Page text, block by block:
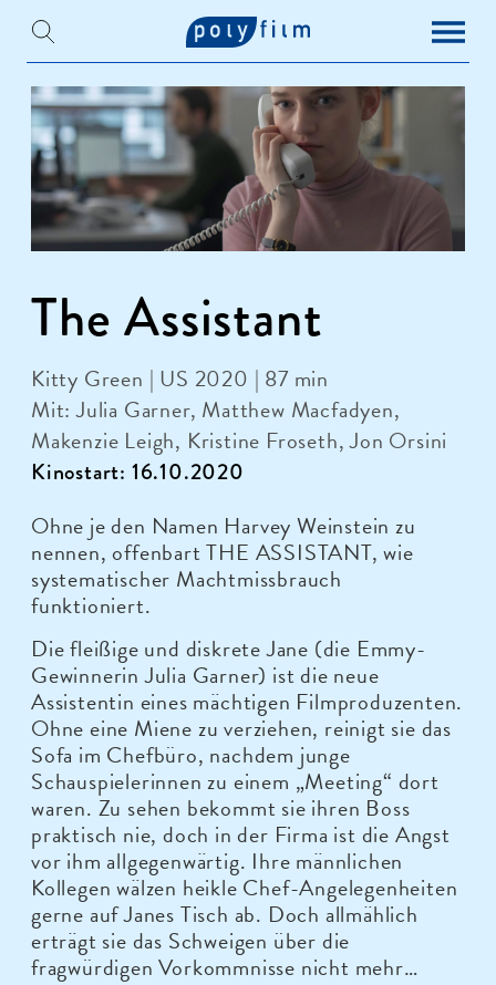
The Assistant
Kitty Green | US 2020 | 87 min
Mit: Julia Garner, Matthew Macfadyen,
Makenzie Leigh, Kristine Froseth, Jon Orsini
Kinostart: 16.10.2020
Ohne je den Namen Harvey Weinstein zu
nennen, offenbart THE ASSISTANT, wie
systematischer Machtmissbrauch
funktioniert.
Die fleißige und diskrete Jane (die Emmy-
Gewinnerin Julia Garner) ist die neue
Assistentin eines mächtigen Filmproduzenten.
Ohne eine Miene zu verziehen, reinigt sie das
Sofa im Chefbüro, nachdem junge
Schauspielerinnen zu einem „Meeting“ dort
waren. Zu sehen bekommt sie ihren Boss
praktisch nie, doch in der Firma ist die Angst
vor ihm allgegenwärtig. Ihre männlichen
Kollegen wälzen heikle Chef-Angelegenheiten
gerne auf Janes Tisch ab. Doch allmählich
erträgt sie das Schweigen über die
fragwürdigen Vorkommnisse nicht mehr…